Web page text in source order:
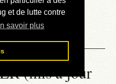
et de lutte contre
savoir plus
(mis à jour